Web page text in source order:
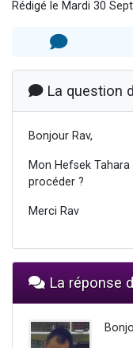
Rédigé le Mardi 30
La question
Bonjour Rav,
Mon Hefsek
procéder ?
Merci Rav
La réponse